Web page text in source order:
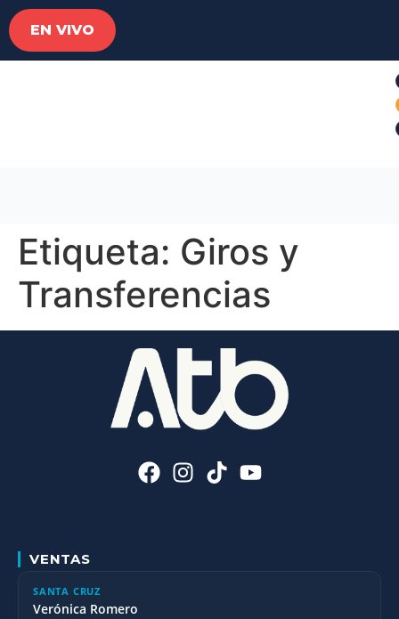
EN VIVO
Etiqueta: Giros y
Transferencias
VENTAS
SANTA CRUZ
Verónica Romero